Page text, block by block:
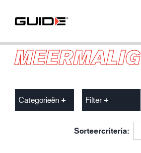
MEERMALIG
Categorieën Filter
Sorteercriteria: